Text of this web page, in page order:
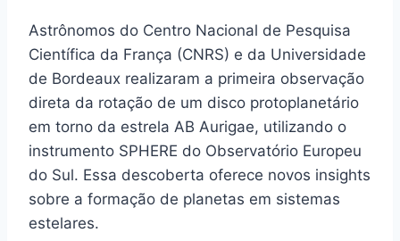
Astrônomos do Centro Nacional de Pesquisa
Científica da França (CNRS) e da Universidade
de Bordeaux realizaram a primeira observação
direta da rotação de um disco protoplanetário
em torno da estrela AB Aurigae, utilizando o
instrumento SPHERE do Observatório Europeu
do Sul. Essa descoberta oferece novos insights
sobre a formação de planetas em sistemas
estelares.